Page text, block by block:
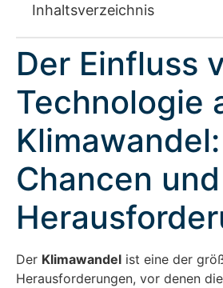
Inhaltsverzeichnis
Der Einfluss
Technologie
Klimawandel:
Chancen und
Der Klimawandel ist eine der
Herausforderungen, vor denen